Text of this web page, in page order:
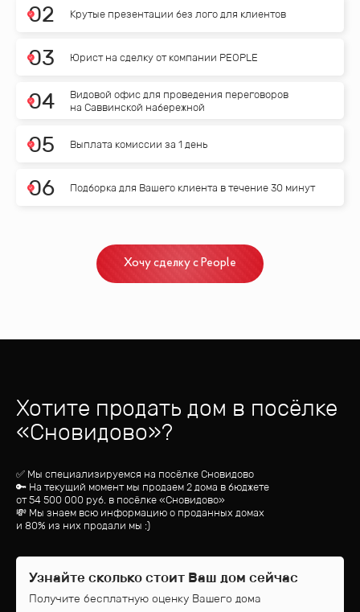
02 Крутые презентации без лого для клиентов
03 Юрист на сделку от компании PEOPLE
04
Видовой офис для проведения переговоров
на Саввинской набережной
05 Выплата комиссии за 1 день
06 Подборка для Вашего клиента в течение 30 минут
Хочу сделку с People
Хотите продать дом в посёлке
«Сновидово»?
✅ Мы специализируемся на посёлкеСновидово
🔑 На текущий момент мы продаем 2 дома в бюджете
от54 500 000 руб. в посёлке «Сновидово»
💸 Мы знаем всю информацию о проданных домах
и 80% из них продали мы :)
Узнайте сколько стоит Ваш дом сейчас
Получите бесплатную оценку Вашего дома